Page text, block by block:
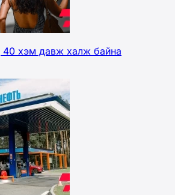
40 хэм давж халж байна